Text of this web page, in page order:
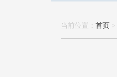
当前位置： 首页 >